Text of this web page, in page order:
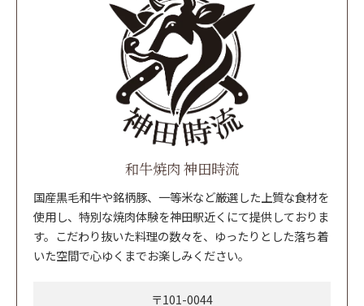
和牛焼肉 神田時流
国産黒毛和牛や銘柄豚、一等米など厳選した上質な食材を
使用し、特別な焼肉体験を神田駅近くにて提供しておりま
す。こだわり抜いた料理の数々を、ゆったりとした落ち着
いた空間で心ゆくまでお楽しみください。
〒101-0044